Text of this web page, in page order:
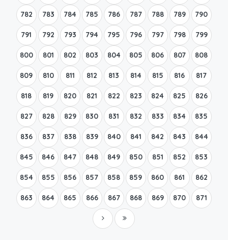
782 783 784 785 786 787 788 789 790
791 792 793 794 795 796 797 798 799
800 801 802 803 804 805 806 807 808
809 810 811 812 813 814 815 816 817
818 819 820 821 822 823 824 825 826
827 828 829 830 831 832 833 834 835
836 837 838 839 840 841 842 843 844
845 846 847 848 849 850 851 852 853
854 855 856 857 858 859 860 861 862
863 864 865 866 867 868 869 870 871